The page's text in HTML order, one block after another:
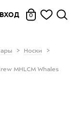
ВХОД 0
Носки
MHLCM Whales